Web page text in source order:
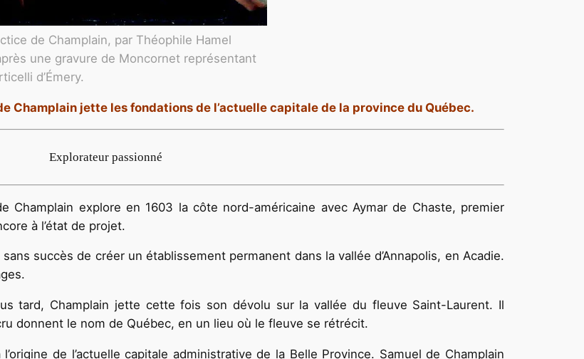
de Champlain, par Théophile Hamel
une gravure de Moncornet représentant
d’Émery.
Champlain jette les fondations de l’actuelle capitale de la province du Québec.
Explorateur passionné
Champlain explore en 1603 la côte nord-américaine avec Aymar de Chaste, premier
à l’état de projet.
succès de créer un établissement permanent dans la vallée d’Annapolis, en Acadie.
tard, Champlain jette cette fois son dévolu sur la vallée du fleuve Saint-Laurent. Il
donnent le nom de Québec, en un lieu où le fleuve se rétrécit.
de l’actuelle capitale administrative de la Belle Province. Samuel de Champlain